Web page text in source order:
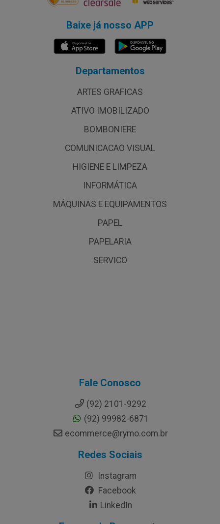
Baixe já nosso APP
Departamentos
ARTES GRAFICAS
ATIVO IMOBILIZADO
BOMBONIERE
COMUNICACAO VISUAL
HIGIENE E LIMPEZA
INFORMÁTICA
MÁQUINAS E EQUIPAMENTOS
PAPEL
PAPELARIA
SERVICO
Fale Conosco
(92) 2101-9292
(92) 99982-6871
ecommerce@rymo.com.br
Redes Sociais
Instagram
Facebook
LinkedIn